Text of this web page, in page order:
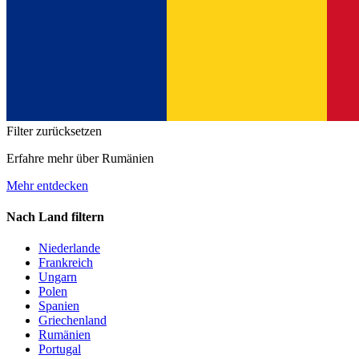
Filter zurücksetzen
Erfahre mehr über Rumänien
Mehr entdecken
Nach Land filtern
Niederlande
Frankreich
Ungarn
Polen
Spanien
Griechenland
Rumänien
Portugal